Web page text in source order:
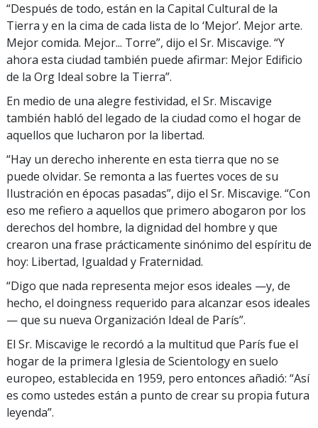
“Después de todo, están en la Capital Cultural de la
Tierra y en la cima de cada lista de lo ‘Mejor’. Mejor arte.
Mejor comida. Mejor... Torre”, dijo el Sr. Miscavige. “Y
ahora esta ciudad también puede afirmar: Mejor Edificio
de la Org Ideal sobre la Tierra”.
En medio de una alegre festividad, el Sr. Miscavige
también habló del legado de la ciudad como el hogar de
aquellos que lucharon por la libertad.
“Hay un derecho inherente en esta tierra que no se
puede olvidar. Se remonta a las fuertes voces de su
Ilustración en épocas pasadas”, dijo el Sr. Miscavige. “Con
eso me refiero a aquellos que primero abogaron por los
derechos del hombre, la dignidad del hombre y que
crearon una frase prácticamente sinónimo del espíritu de
hoy: Libertad, Igualdad y Fraternidad.
“Digo que nada representa mejor esos ideales —y, de
hecho, el doingness requerido para alcanzar esos ideales
— que su nueva Organización Ideal de París”.
El Sr. Miscavige le recordó a la multitud que París fue el
hogar de la primera Iglesia de Scientology en suelo
europeo, establecida en 1959, pero entonces añadió: “Así
es como ustedes están a punto de crear su propia futura
leyenda”.